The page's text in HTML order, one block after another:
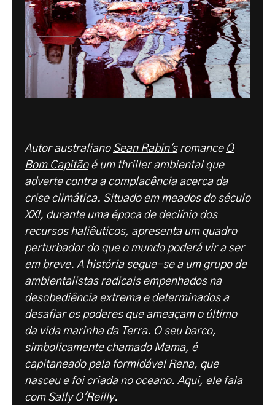
Autor australiano Sean Rabin'sromance O
Bom Capitãoé um thriller ambiental que
adverte contra a complacência acerca da
crise climática. Situado em meados do século
XXI, durante uma época de declínio dos
recursos haliêuticos, apresenta um quadro
perturbador do que o mundo poderá vir a ser
em breve. A história segue-se a um grupo de
ambientalistas radicais empenhados na
desobediência extrema e determinados a
desafiar os poderes que ameaçam o último
da vida marinha da Terra. O seu barco,
simbolicamente chamado Mama, é
capitaneado pela formidável Rena, que
nasceu e foi criada no oceano. Aqui, ele fala
com Sally O'Reilly.